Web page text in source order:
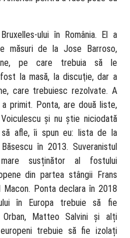
ului în România. El a
măsuri de la Jose Barroso,
pe care trebuia să le
la masă, la discuţie, dar a
care trebuiesc rezolvate. A
primit. Ponta, are două liste,
şi nu ştie niciodată
afle, îi spun eu: lista de la
în 2013. Suveranistul
susținător al fostului
din partea stângii Frans
Macon. Ponta declara în 2018
în Europa trebuie să fie
Matteo Salvini și alți
trebuie să fie izolați